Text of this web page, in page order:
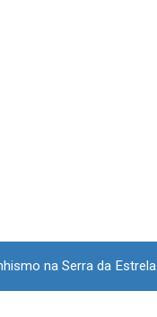
na Serra da Estrela